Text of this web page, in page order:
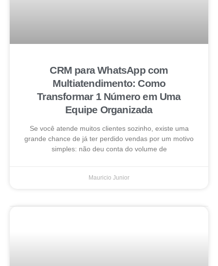
CRM para WhatsApp com
Multiatendimento: Como
Transformar 1 Número em Uma
Equipe Organizada
Se você atende muitos clientes sozinho, existe uma
grande chance de já ter perdido vendas por um motivo
simples: não deu conta do volume de
Mauricio Junior